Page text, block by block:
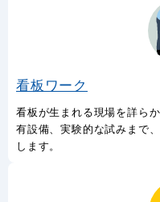
看板ワーク
看板が生まれる現場を詳ら
有設備、実験的な試みまで
します。